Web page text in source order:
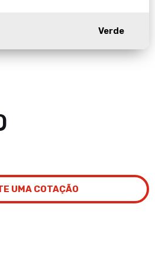
Verde
UMA COTAÇÃO